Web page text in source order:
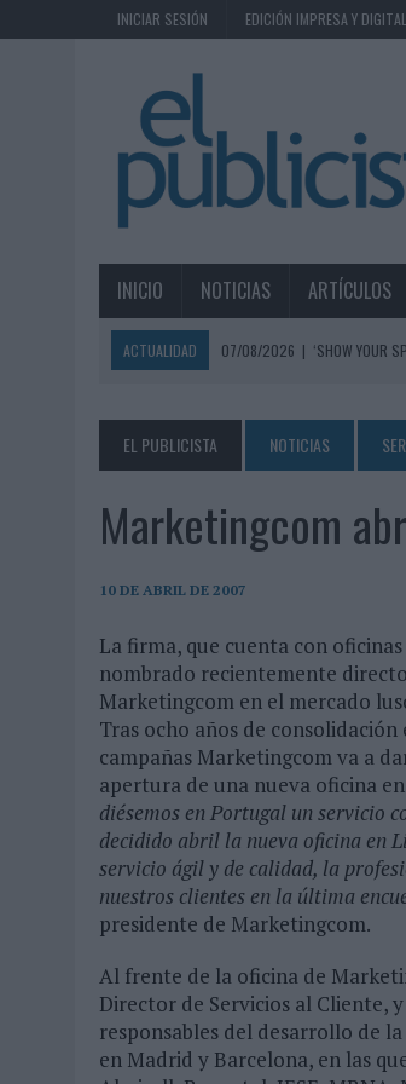
INICIAR SESIÓN EDICIÓN IMPRESA Y DIGITAL
INICIO NOTICIAS ARTÍCULOS
ACTUALIDAD 07/08/2026 | ‘SHOW YOUR
07/08/2026 | MG SPIRIT RELANZA SU MARCA
07/08/2026
PATRÓN CONVIERTE EL NUEVO
07/08/2026
EL VERANO PONE A PRUEBA LA
07/08/2026 | VUELING CONVIERTE LOS
06/08/2026 | ‘LA VUELTA’, DE FENOMENAL
06/08/2026 | SIETE DE CADA DIEZ EMPRESAS
06/08/2026
LA TELEVISIÓN SIGUE
06/08/2026 | EL USO DE LA IA GENERATIVA
06/08/2026
SYSTEM1 NOMBRA A KIMBERLY
06/08/2026
FRIGO Y UNIQLO LANZAN UNA
06/08/2026 | LA IA ESTÁ SUBIENDO EL
05/08/2026 | FABRA COMUNICACIÓN
05/08/2026 | LOPESAN HOTELS & RESORTS
05/08/2026 | LUIS ARQUILLOS (BURGO DE
EL PUBLICISTA NOTICIAS
Marketingcom
10 DE ABRIL DE 2007
La firma, que cuenta con
nombrado recientemente
Marketingcom en el mercado
Tras ocho años de
campañas Marketingcom va a
apertura de una nueva oficina en
diésemos en Portugal un servicio
decidido abril la nueva oficina en
servicio ágil y de calidad, la
nuestros clientes en la última
presidente de Marketingcom.
Al frente de la oficina de
Director de Servicios al Cliente,
responsables del desarrollo de
en Madrid y Barcelona, en las